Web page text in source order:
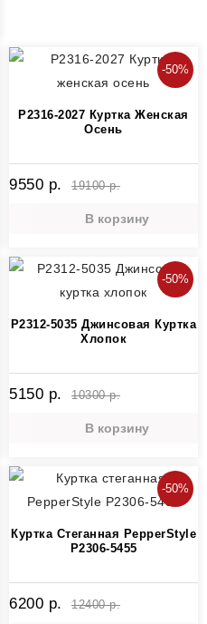
-50%
P2316-2027 Куртка Женская
Осень
9550 р. 19100 р.
В корзину
-50%
P2312-5035 Джинсовая Куртка
Хлопок
5150 р. 10300 р.
В корзину
-50%
Куртка Стеганная PepperStyle
P2306-5455
6200 р. 12400 р.